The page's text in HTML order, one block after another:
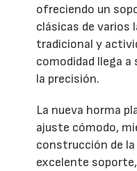
ofreciendo un
clásicas de varios
tradicional y
comodidad llega
la precisión.
La nueva horma
ajuste cómodo,
construcción de
excelente